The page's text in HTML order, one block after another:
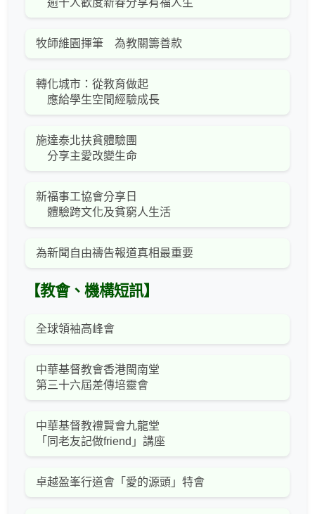
逾千人歡度新春分享有福人生
牧師維園揮筆 為教關籌善款
轉化城市：從教育做起
應給學生空間經驗成長
施達泰北扶貧體驗團
分享主愛改變生命
新福事工協會分享日
體驗跨文化及貧窮人生活
為新聞自由禱告報道真相最重要
【教會、機構短訊】
全球領袖高峰會
中華基督教會香港閩南堂
第三十六屆差傳培靈會
中華基督教禮賢會九龍堂
「同老友記做friend」講座
卓越盈峯行道會「愛的源頭」特會